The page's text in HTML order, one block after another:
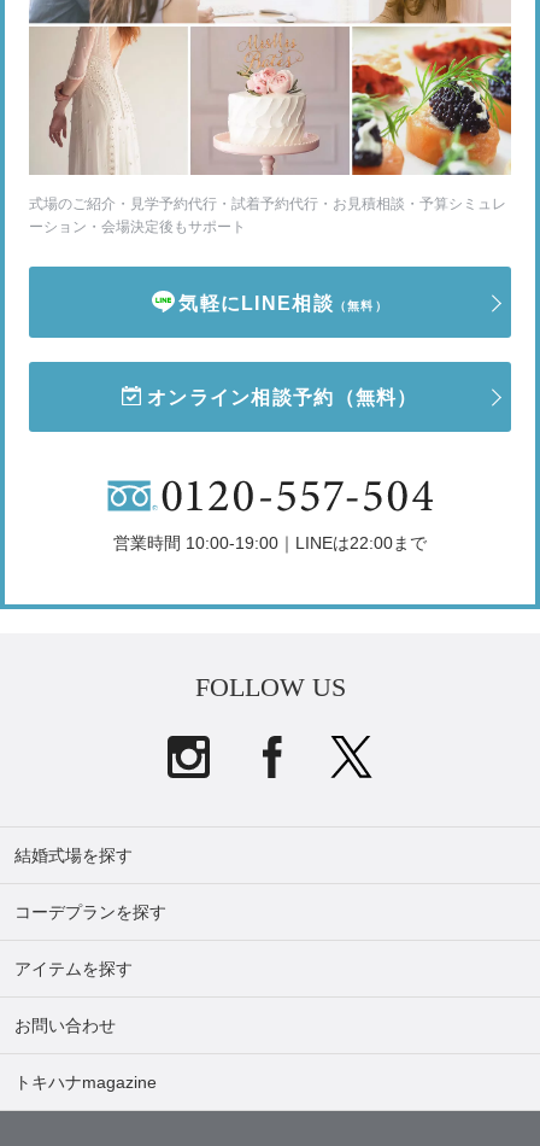
式場のご紹介・見学予約代行・試着予約代行・お見積相談・予算シミュレ
ーション・会場決定後もサポート
気軽にLINE相談 （無料）
オンライン相談予約 （無料）
営業時間 10:00-19:00｜LINEは22:00まで
FOLLOW US
結婚式場を探す
コーデプランを探す
アイテムを探す
お問い合わせ
トキハナmagazine